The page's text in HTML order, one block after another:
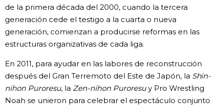
de la primera década del 2000, cuando la tercera
generación cede el testigo a la cuarta o nueva
generación, comienzan a producirse reformas en las
estructuras organizativas de cada liga.
En 2011, para ayudar en las labores de reconstrucción
después del Gran Terremoto del Este de Japón, la Shin-
nihon Puroresu, la Zen-nihon Puroresuy Pro Wrestling
Noah se unieron para celebrar el espectáculo conjunto